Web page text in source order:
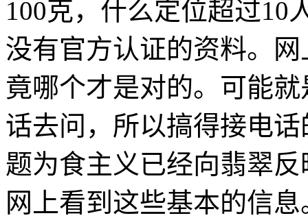
100克，什么定位超过10
没有官方认证的资料。
竟哪个才是对的。可能
话去问，所以搞得接电
题为食主义已经向翡翠
网上看到这些基本的信息